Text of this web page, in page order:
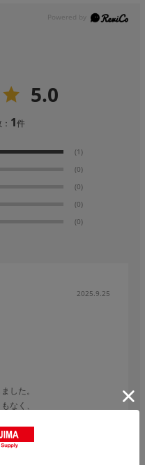
5.0
1件
(1)
(0)
(0)
(0)
(0)
2025.9.25
した。
なく、
うと思っています。